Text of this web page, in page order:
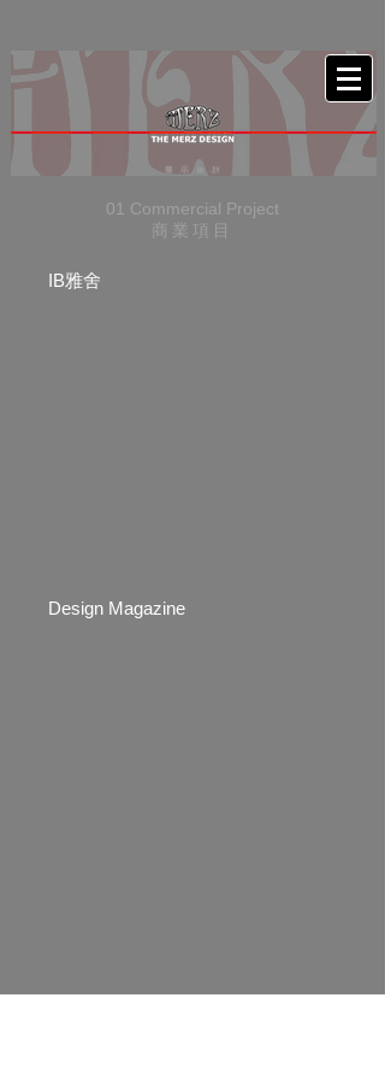
01 Commercial Project
商業項目
IB雅舍
Design Magazine